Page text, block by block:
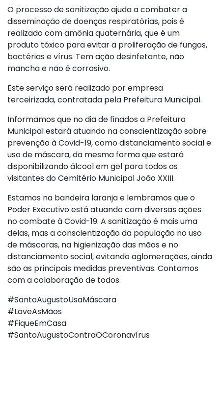
O processo de sanitização ajuda a combater a
disseminação de doenças respiratórias, pois é
realizado com amônia quaternária, que é um
produto tóxico para evitar a proliferação de fungos,
bactérias e vírus. Tem ação desinfetante, não
mancha e não é corrosivo.
Este serviço será realizado por empresa
terceirizada, contratada pela Prefeitura Municipal.
Informamos que no dia de finados a Prefeitura
Municipal estará atuando na conscientização sobre
prevenção à Covid-19, como distanciamento social e
uso de máscara, da mesma forma que estará
disponibilizando álcool em gel para todos os
visitantes do Cemitério Municipal João XXIII.
Estamos na bandeira laranja e lembramos que o
Poder Executivo está atuando com diversas ações
no combate à Covid-19. A sanitização é mais uma
delas, mas a conscientização da população no uso
de máscaras, na higienização das mãos e no
distanciamento social, evitando aglomerações, ainda
são as principais medidas preventivas. Contamos
com a colaboração de todos.
#SantoAugustoUsaMáscara
#LaveAsMãos
#FiqueEmCasa
#SantoAugustoContraOCoronavírus